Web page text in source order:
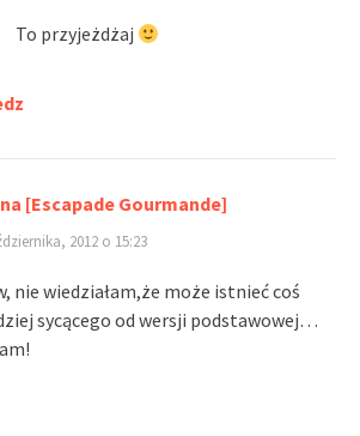
To przyjeżdżaj
[Escapade Gourmande]
2012 o 15:23
nie wiedziałam,że może istnieć coś
sycącego od wersji podstawowej…